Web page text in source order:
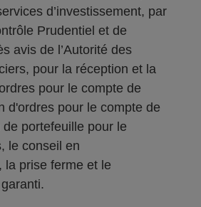
d’investissement, par
Prudentiel et de
avis de l’Autorité des
pour la réception et la
pour le compte de
d'ordres pour le compte de
portefeuille pour le
le conseil en
la prise ferme et le